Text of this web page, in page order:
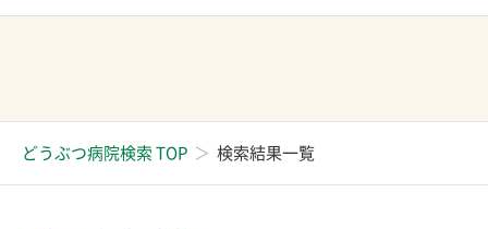
どうぶつ病院検索 TOP 検索結果一覧